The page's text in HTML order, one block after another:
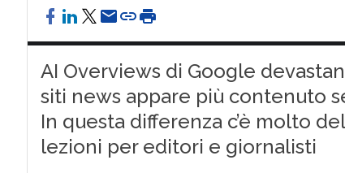
AI Overviews di Google
siti news appare più contenuto
In questa differenza c’è molto
lezioni per editori e giornalisti